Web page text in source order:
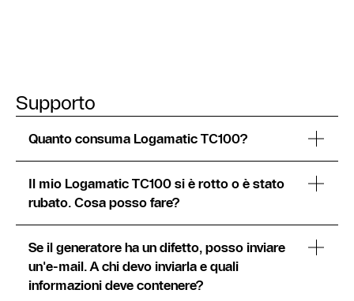
Supporto
Quanto consuma Logamatic TC100?
Il mio Logamatic TC100 si è rotto o è stato
rubato. Cosa posso fare?
Se il generatore ha un difetto, posso inviare
un'e-mail. A chi devo inviarla e quali
informazioni deve contenere?